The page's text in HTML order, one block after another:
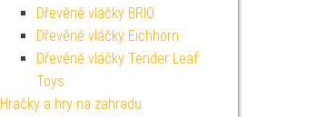
Dřevěné vláčky BRIO
Dřevěné vláčky Eichhorn
Dřevěné vláčky Tender Leaf
Toys
Hračky a hry na zahradu